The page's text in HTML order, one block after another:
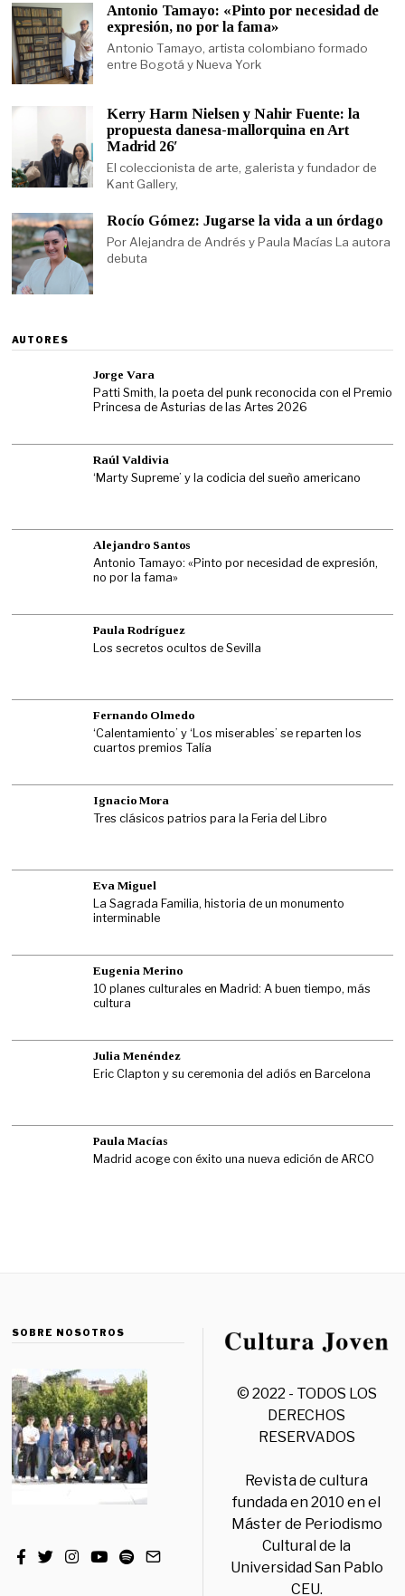
Antonio Tamayo: «Pinto por necesidad de
expresión, no por la fama»
Antonio Tamayo, artista colombiano formado
entre Bogotá y Nueva York
Kerry Harm Nielsen y Nahir Fuente: la
propuesta danesa-mallorquina en Art
Madrid 26′
El coleccionista de arte, galerista y fundador de
Kant Gallery,
Rocío Gómez: Jugarse la vida a un órdago
Por Alejandra de Andrés y Paula Macías La autora
debuta
AUTORES
Jorge Vara
Patti Smith, la poeta del punk reconocida con el Premio
Princesa de Asturias de las Artes 2026
Raúl Valdivia
‘Marty Supreme’ y la codicia del sueño americano
Alejandro Santos
Antonio Tamayo: «Pinto por necesidad de expresión,
no por la fama»
Paula Rodríguez
Los secretos ocultos de Sevilla
Fernando Olmedo
‘Calentamiento’ y ‘Los miserables’ se reparten los
cuartos premios Talía
Ignacio Mora
Tres clásicos patrios para la Feria del Libro
Eva Miguel
La Sagrada Familia, historia de un monumento
interminable
Eugenia Merino
10 planes culturales en Madrid: A buen tiempo, más
cultura
Julia Menéndez
Eric Clapton y su ceremonia del adiós en Barcelona
Paula Macías
Madrid acoge con éxito una nueva edición de ARCO
SOBRE NOSOTROS
© 2022 - TODOS LOS
DERECHOS
RESERVADOS
Revista de cultura
fundada en 2010 en el
Máster de Periodismo
Cultural de la
Universidad San Pablo
CEU.